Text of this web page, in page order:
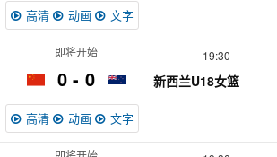
高清 动画 文字
19:30
0
即将开始
新西兰U18女篮
0
高清 动画 文字